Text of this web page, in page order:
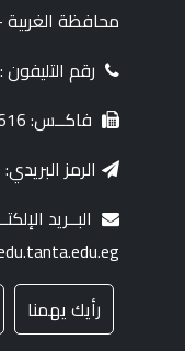
محافظة
رقم التليفون :
فاكــس: 3282616/ 040
الرمز البريدي: 31511
البــريد
رأيك يهمنا